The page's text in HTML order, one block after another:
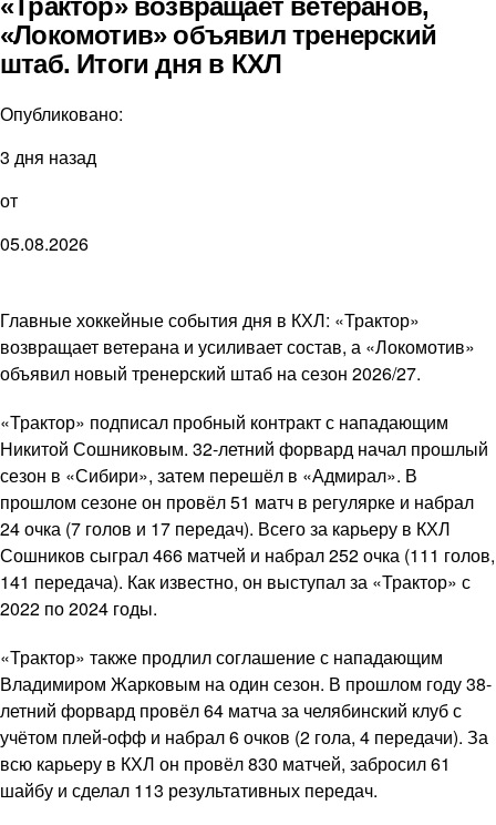
«Трактор» возвращает ветеранов,
«Локомотив» объявил тренерский
штаб. Итоги дня в КХЛ
Опубликовано:
3 дня назад
от
05.08.2026
Главные хоккейные события дня в КХЛ: «Трактор»
возвращает ветерана и усиливает состав, а «Локомотив»
объявил новый тренерский штаб на сезон 2026/27.
«Трактор» подписал пробный контракт с нападающим
Никитой Сошниковым. 32-летний форвард начал прошлый
сезон в «Сибири», затем перешёл в «Адмирал». В
прошлом сезоне он провёл 51 матч в регулярке и набрал
24 очка (7 голов и 17 передач). Всего за карьеру в КХЛ
Сошников сыграл 466 матчей и набрал 252 очка (111 голов,
141 передача). Как известно, он выступал за «Трактор» с
2022 по 2024 годы.
«Трактор» также продлил соглашение с нападающим
Владимиром Жарковым на один сезон. В прошлом году 38-
летний форвард провёл 64 матча за челябинский клуб с
учётом плей-офф и набрал 6 очков (2 гола, 4 передачи). За
всю карьеру в КХЛ он провёл 830 матчей, забросил 61
шайбу и сделал 113 результативных передач.